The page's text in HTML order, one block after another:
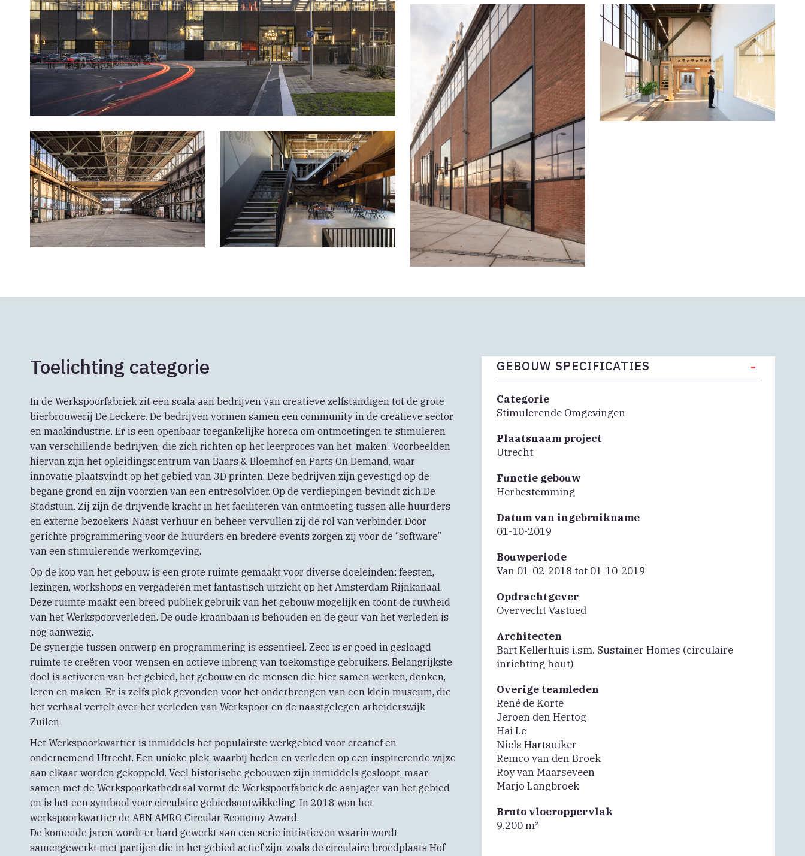
Toelichting categorie
In de Werkspoorfabriek zit een scala aan bedrijven van creatieve zelfstandigen tot de grote
bierbrouwerij De Leckere. De bedrijven vormen samen een community in de creatieve sector
en maakindustrie. Er is een openbaar toegankelijke horeca om ontmoetingen te stimuleren
van verschillende bedrijven, die zich richten op het leerproces van het ‘maken’. Voorbeelden
hiervan zijn het opleidingscentrum van Baars & Bloemhof en Parts On Demand, waar
innovatie plaatsvindt op het gebied van 3D printen. Deze bedrijven zijn gevestigd op de
begane grond en zijn voorzien van een entresolvloer. Op de verdiepingen bevindt zich De
Stadstuin. Zij zijn de drijvende kracht in het faciliteren van ontmoeting tussen alle huurders
en externe bezoekers. Naast verhuur en beheer vervullen zij de rol van verbinder. Door
gerichte programmering voor de huurders en bredere events zorgen zij voor de “software”
van een stimulerende werkomgeving.
Op de kop van het gebouw is een grote ruimte gemaakt voor diverse doeleinden: feesten,
lezingen, workshops en vergaderen met fantastisch uitzicht op het Amsterdam Rijnkanaal.
Deze ruimte maakt een breed publiek gebruik van het gebouw mogelijk en toont de ruwheid
van het Werkspoorverleden. De oude kraanbaan is behouden en de geur van het verleden is
nog aanwezig.
De synergie tussen ontwerp en programmering is essentieel. Zecc is er goed in geslaagd
ruimte te creëren voor wensen en actieve inbreng van toekomstige gebruikers. Belangrijkste
doel is activeren van het gebied, het gebouw en de mensen die hier samen werken, denken,
leren en maken. Er is zelfs plek gevonden voor het onderbrengen van een klein museum, die
het verhaal vertelt over het verleden van Werkspoor en de naastgelegen arbeiderswijk
Zuilen.
Het Werkspoorkwartier is inmiddels het populairste werkgebied voor creatief en
ondernemend Utrecht. Een unieke plek, waarbij heden en verleden op een inspirerende wijze
aan elkaar worden gekoppeld. Veel historische gebouwen zijn inmiddels gesloopt, maar
samen met de Werkspoorkathedraal vormt de Werkspoorfabriek de aanjager van het gebied
en is het een symbool voor circulaire gebiedsontwikkeling. In 2018 won het
werkspoorkwartier de ABN AMRO Circular Economy Award.
De komende jaren wordt er hard gewerkt aan een serie initiatieven waarin wordt
samengewerkt met partijen die in het gebied actief zijn, zoals de circulaire broedplaats Hof
GEBOUW SPECIFICATIES -
Categorie
Stimulerende Omgevingen
Plaatsnaam project
Utrecht
Functie gebouw
Herbestemming
Datum van ingebruikname
01-10-2019
Bouwperiode
Van 01-02-2018 tot 01-10-2019
Opdrachtgever
Overvecht Vastoed
Architecten
Bart Kellerhuis i.sm. Sustainer Homes (circulaire
inrichting hout)
Overige teamleden
René de Korte
Jeroen den Hertog
Hai Le
Niels Hartsuiker
Remco van den Broek
Roy van Maarseveen
Marjo Langbroek
Bruto vloeroppervlak
9.200 m²